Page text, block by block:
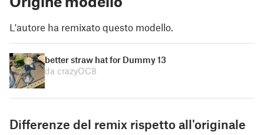
L'autore ha remixato questo modello.
better straw hat for Dummy 13
da crazyOC8
Differenze del remix rispetto all'originale